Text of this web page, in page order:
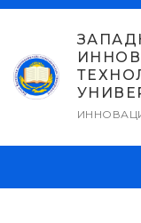
Перейти
содержимому